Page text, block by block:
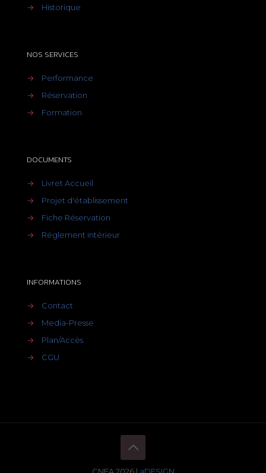
→
Historique
NOS SERVICES
→
Performance
→
Réservation
→
Formation
DOCUMENTS
→
Livret Accueil
→
Projet d'établissement
→
Fiche Réservation
→
Réglement intérieur
INFORMATIONS
→
Contact
→
Media-Presse
→
Plan/Accès
→
CGU